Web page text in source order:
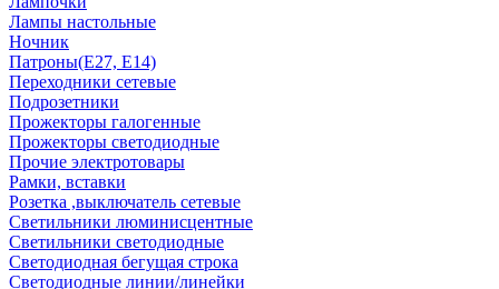
Лампы настольные
Ночник
Патроны(Е27, Е14)
Переходники сетевые
Подрозетники
Прожекторы галогенные
Прожекторы светодиодные
Прочие электротовары
Рамки, вставки
Розетка ,выключатель сетевые
Светильники люминисцентные
Светильники светодиодные
Светодиодная бегущая строка
Светодиодные линии/линейки